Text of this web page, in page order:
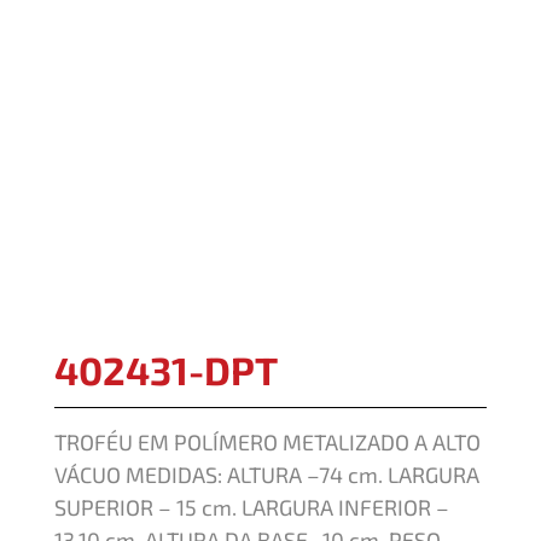
402431-DPT
TROFÉU EM POLÍMERO METALIZADO A ALTO
VÁCUO MEDIDAS: ALTURA –74 cm. LARGURA
SUPERIOR – 15 cm. LARGURA INFERIOR –